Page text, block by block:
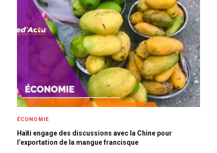
ÉCONOMIE
Haïti engage des discussions avec la Chine pour
l’exportation de la mangue francisque